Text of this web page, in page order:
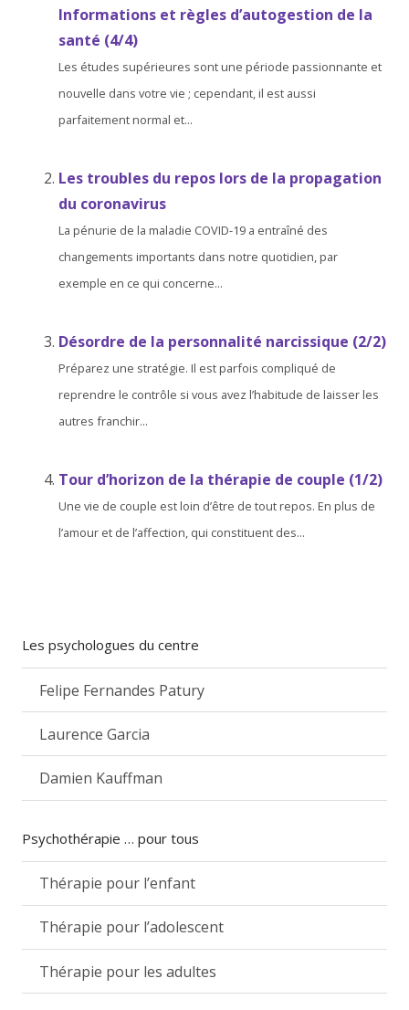
Informations et règles d’autogestion de la
santé (4/4)
Les études supérieures sont une période passionnante et
nouvelle dans votre vie ; cependant, il est aussi
parfaitement normal et...
Les troubles du repos lors de la propagation
du coronavirus
La pénurie de la maladie COVID-19 a entraîné des
changements importants dans notre quotidien, par
exemple en ce qui concerne...
Désordre de la personnalité narcissique (2/2)
Préparez une stratégie. Il est parfois compliqué de
reprendre le contrôle si vous avez l’habitude de laisser les
autres franchir...
Tour d’horizon de la thérapie de couple (1/2)
Une vie de couple est loin d’être de tout repos. En plus de
l’amour et de l’affection, qui constituent des...
Les psychologues du centre
Felipe Fernandes Patury
Laurence Garcia
Damien Kauffman
Psychothérapie … pour tous
Thérapie pour l’enfant
Thérapie pour l’adolescent
Thérapie pour les adultes